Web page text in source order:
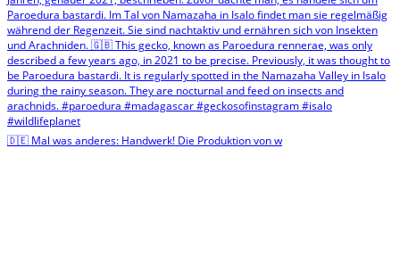
🇩🇪 Mal was anderes: Handwerk! Die Produktion von w